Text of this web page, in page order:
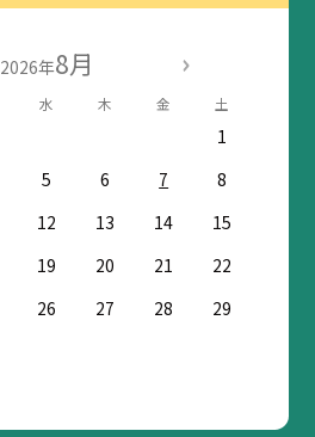
2026年8月
水 木 金 土
1
5 6 7
8
12 13 14
15
19 20 21
22
26 27 28
29